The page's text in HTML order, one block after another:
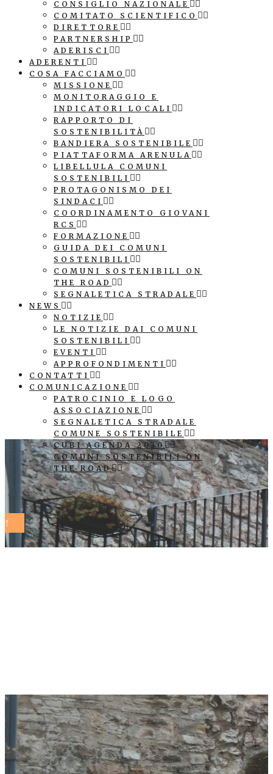
CONSIGLIO NAZIONALE
COMITATO SCIENTIFICO
DIRETTORE
PARTNERSHIP
ADERISCI
ADERENTI
COSA FACCIAMO
MISSIONE
MONITORAGGIO E
INDICATORI LOCALI
RAPPORTO DI
SOSTENIBILITÀ
BANDIERA SOSTENIBILE
PIATTAFORMA ARENULA
LIBELLULA COMUNI
SOSTENIBILI
PROTAGONISMO DEI
SINDACI
COORDINAMENTO GIOVANI
RCS
FORMAZIONE
GUIDA DEI COMUNI
SOSTENIBILI
COMUNI SOSTENIBILI ON
THE ROAD
SEGNALETICA STRADALE
NEWS
NOTIZIE
LE NOTIZIE DAI COMUNI
SOSTENIBILI
EVENTI
APPROFONDIMENTI
CONTATTI
COMUNICAZIONE
PATROCINIO E LOGO
ASSOCIAZIONE
SEGNALETICA STRADALE
COMUNE SOSTENIBILE
CUBI AGENDA 2030
COMUNI SOSTENIBILI ON
THE ROAD